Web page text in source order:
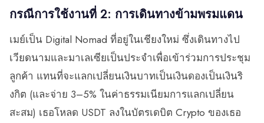
กรณีการใช้งานที่ 2: การเดินทางข้ามพรมแดน
เมย์เป็น Digital Nomad ที่อยู่ในเชียงใหม่ ซึ่งเดินทางไป
เวียดนามและมาเลเซียเป็นประจำเพื่อเข้าร่วมการประชุม
ลูกค้า แทนที่จะแลกเปลี่ยนเงินบาทเป็นเงินดองเป็นเงินริ
งกิต (และจ่าย 3–5% ในค่าธรรมเนียมการแลกเปลี่ยน
สะสม) เธอโหลด USDT ลงในบัตรเดบิต Crypto ของเธอ